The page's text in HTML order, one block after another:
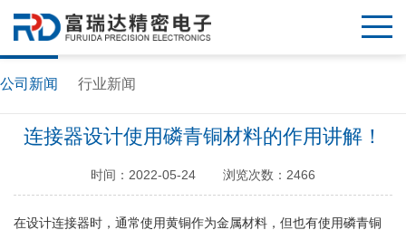
公司新闻 行业新闻
连接器设计使用磷青铜材料的作用讲解！
时间：2022-05-24 浏览次数：2466
在设计连接器时，通常使用黄铜作为金属材料，但也有使用磷青铜